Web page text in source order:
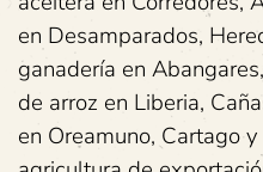
en Desamparados,
ganadería en
de arroz en Liberia,
en Oreamuno, Cartago